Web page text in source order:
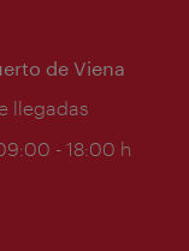
de Viena
llegadas
- 18:00 h